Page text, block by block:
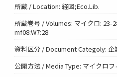
所蔵 / Location: 経図;Eco.Lib.
所蔵巻号 / Volumes: マイクロ: 23-
mf08:W7:28
資料区分 / Document Categoly:
公開方法 / Media Type: マイクロ